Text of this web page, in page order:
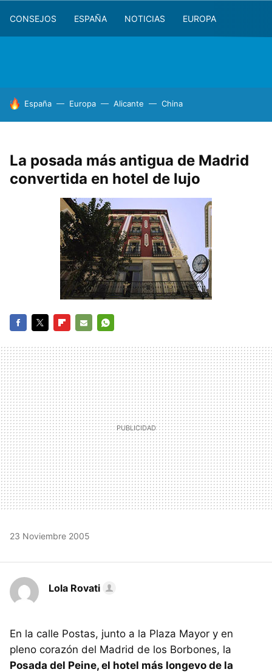
CONSEJOS ESPAÑA NOTICIAS EUROPA
HOY SE HABLA DE
España Europa Alicante China
La posada más antigua de Madrid
convertida en hotel de lujo
MAIL
23 Noviembre 2005
Lola Rovati
En la calle Postas, junto a la Plaza Mayor y en
pleno corazón del Madrid de los Borbones, la
Posada del Peine, el hotel más longevo de la